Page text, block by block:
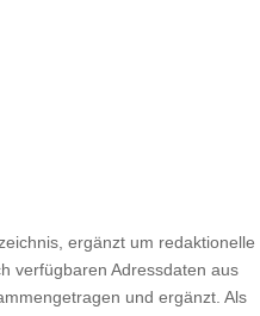
ergänzt um redaktionelle
verfügbaren Adressdaten aus
und ergänzt. Als